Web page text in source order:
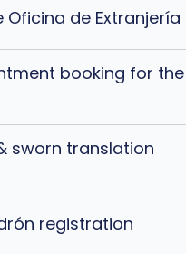
de Extranjería
booking for the
sworn translation
registration